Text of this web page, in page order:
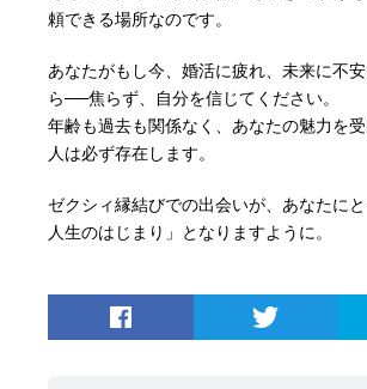
頼できる場所なのです。
あなたがもし今、婚活に疲れ、未来に不
ら──焦らず、自分を信じてください。
年齢も過去も関係なく、あなたの魅力を
人は必ず存在します。
ゼクシィ縁結びでの出会いが、あなたに
人生のはじまり」となりますように。